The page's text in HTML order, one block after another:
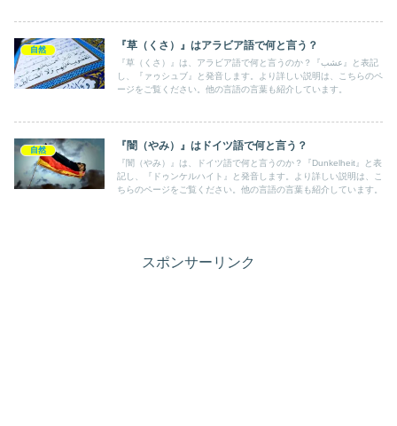
自然 『草（くさ）』はアラビア語で何と言う？
『草（くさ）』は、アラビア語で何と言うのか？『عشب』と表記
し、『ァゥシュブ』と発音します。より詳しい説明は、こちらのペ
ージをご覧ください。他の言語の言葉も紹介しています。
自然 『闇（やみ）』はドイツ語で何と言う？
『闇（やみ）』は、ドイツ語で何と言うのか？『Dunkelheit』と表
記し、『ドゥンケルハイト』と発音します。より詳しい説明は、こ
ちらのページをご覧ください。他の言語の言葉も紹介しています。
スポンサーリンク